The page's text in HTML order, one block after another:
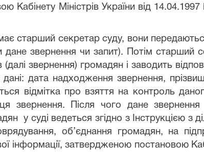
Кабінету Міністрів України від
старший секретар суду, вони
дане звернення чи запит). Потім старший
звернення) громадян і заводить
дата надходження звернення,
відмітка про взяття на контроль
звернення. Після чого дане звернення
у суді ведеться згідно з Інструкцією з
об’єднання громадян, на
інформації, затвердженою постановою